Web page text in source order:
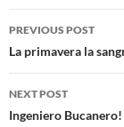
b
o
o
k
er
t
Post
navigation
PREVIOUS POST
La primavera la
NEXT POST
Ingeniero Bucanero!